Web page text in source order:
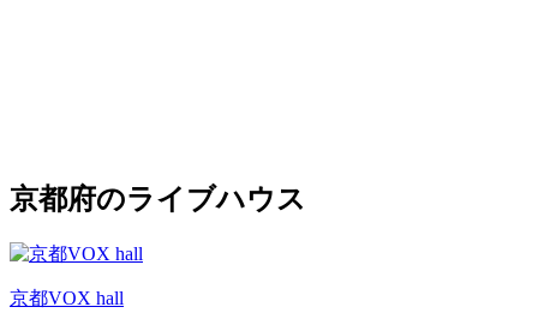
京都府のライブハウス
京都VOX hall